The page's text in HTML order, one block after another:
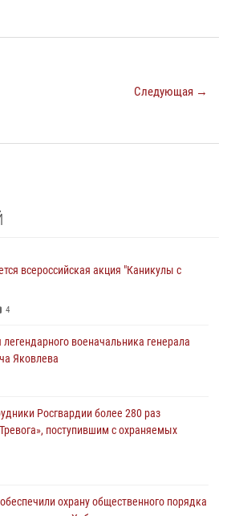
Следующая →
всероссийская акция "Каникулы с
4
военачальника генерала
Яковлева
Росгвардии более 280 раз
поступившим с охраняемых
охрану общественного порядка